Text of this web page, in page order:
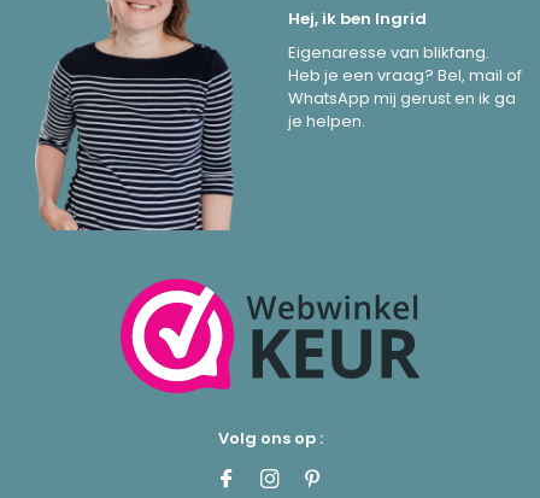
Hej, ik ben Ingrid
Eigenaresse van blikfang.
Heb je een vraag? Bel, mail of
WhatsApp mij gerust en ik ga
je helpen.
Volg ons op :